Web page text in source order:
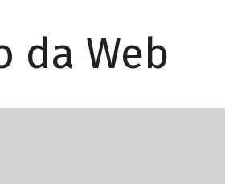
da Web